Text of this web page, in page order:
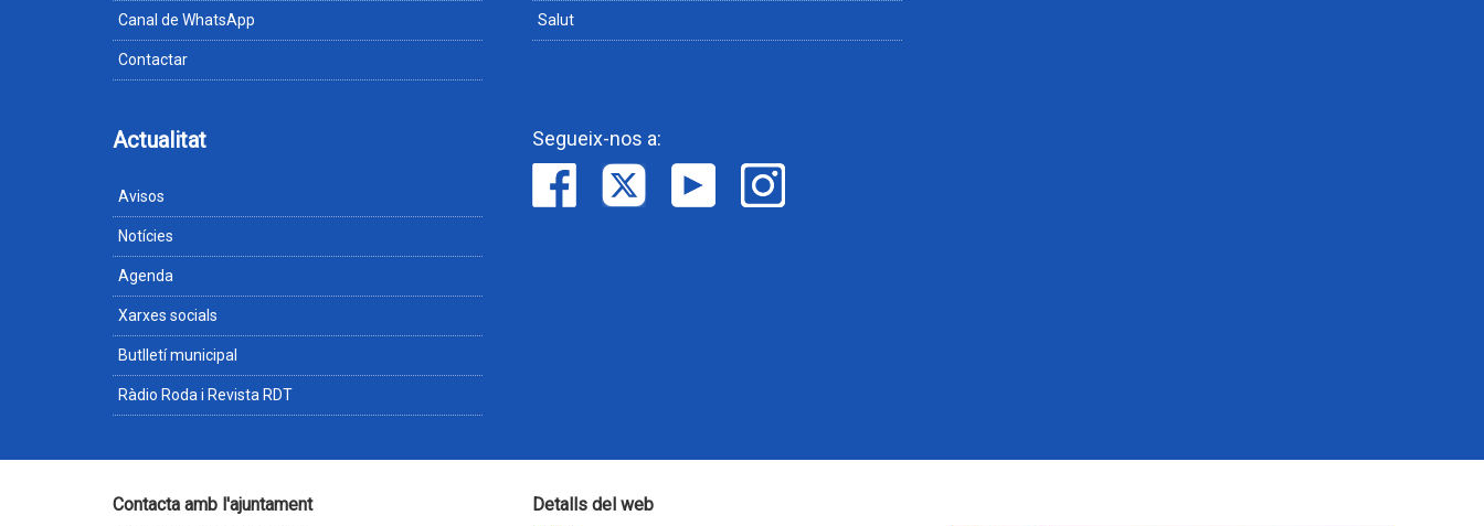
Canal de WhatsApp
Contactar
Salut
Actualitat
Avisos
Notícies
Agenda
Xarxes socials
Butlletí municipal
Ràdio Roda i Revista RDT
Segueix-nos a:
Contacta amb l'ajuntament Detalls del web